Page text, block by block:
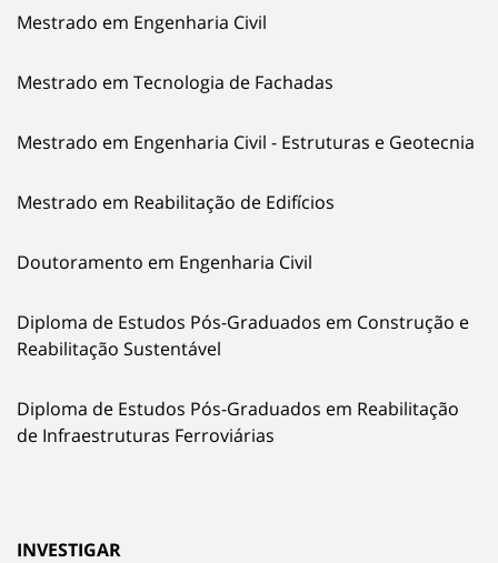
Mestrado em Engenharia Civil
Mestrado em Tecnologia de Fachadas
Mestrado em Engenharia Civil - Estruturas e Geotecnia
Mestrado em Reabilitação de Edifícios
Doutoramento em Engenharia Civil
Diploma de Estudos Pós-Graduados em Construção e
Reabilitação Sustentável
Diploma de Estudos Pós-Graduados em Reabilitação
de Infraestruturas Ferroviárias
INVESTIGAR